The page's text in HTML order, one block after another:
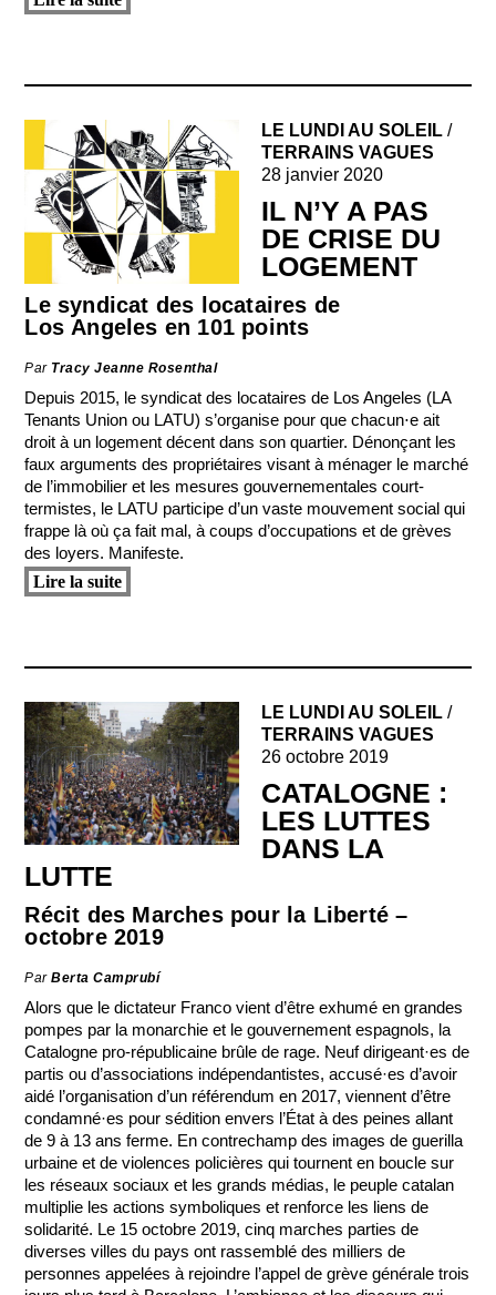
LE LUNDI AU SOLEIL /
TERRAINS VAGUES
28 janvier 2020
IL N’Y A PAS
DE CRISE DU
LOGEMENT
Le syndicat des locataires de
Los Angeles en 101 points
Par Tracy Jeanne Rosenthal
Depuis 2015, le syndicat des locataires de Los Angeles (LA
Tenants Union ou LATU) s’organise pour que chacun⋅e ait
droit à un logement décent dans son quartier. Dénonçant les
faux arguments des propriétaires visant à ménager le marché
de l’immobilier et les mesures gouvernementales court-
termistes, le LATU participe d’un vaste mouvement social qui
frappe là où ça fait mal, à coups d’occupations et de grèves
des loyers. Manifeste.
Lire la suite
LE LUNDI AU SOLEIL /
TERRAINS VAGUES
26 octobre 2019
CATALOGNE :
LES LUTTES
DANS LA
LUTTE
Récit des Marches pour la Liberté –
octobre 2019
ParBerta Camprubí
Alors que le dictateur Franco vient d’être exhumé en grandes
pompes par la monarchie et le gouvernement espagnols, la
Catalogne pro-républicaine brûle de rage. Neuf dirigeant·es de
partis ou d’associations indépendantistes, accusé·es d’avoir
aidé l’organisation d’un référendum en 2017, viennent d’être
condamné·es pour sédition envers l’État à des peines allant
de 9 à 13 ans ferme. En contrechamp des images de guerilla
urbaine et de violences policières qui tournent en boucle sur
les réseaux sociaux et les grands médias, le peuple catalan
multiplie les actions symboliques et renforce les liens de
solidarité. Le 15 octobre 2019, cinq marches parties de
diverses villes du pays ont rassemblé des milliers de
personnes appelées à rejoindre l’appel de grève générale trois